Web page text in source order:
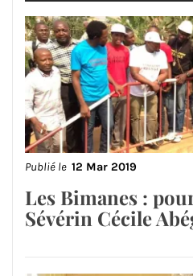
Publié le 12 Mar 2019
Les Bimanes :
Sévérin Cécile